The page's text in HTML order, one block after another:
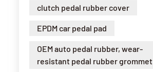
clutch pedal rubber cover
EPDM car pedal pad
OEM auto pedal rubber, wear-
resistant pedal rubber grommet